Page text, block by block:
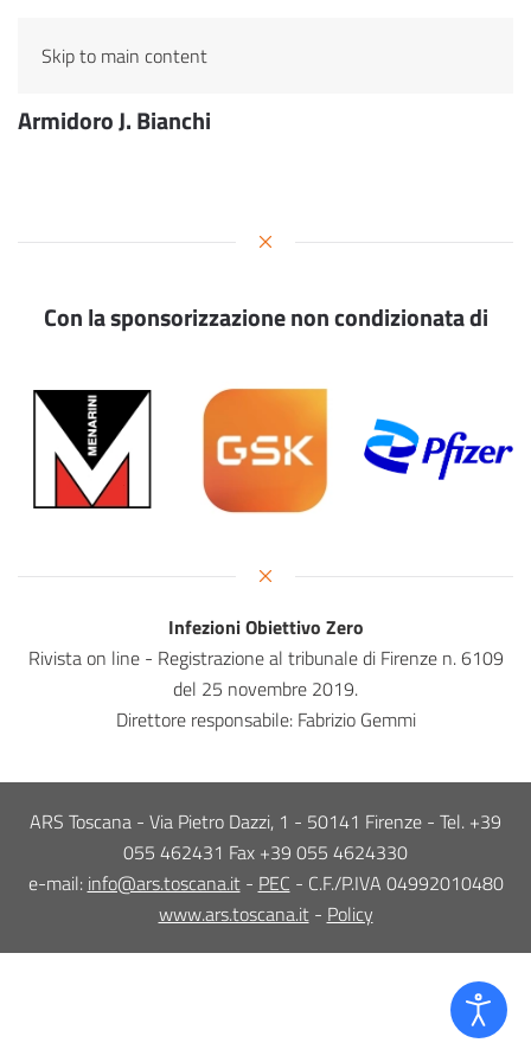
Skip to main content
Armidoro J. Bianchi
Con la sponsorizzazione non condizionata di
Infezioni Obiettivo Zero
Rivista on line - Registrazione al tribunale di Firenze n. 6109
del 25 novembre 2019.
Direttore responsabile: Fabrizio Gemmi
ARS Toscana - Via Pietro Dazzi, 1 - 50141 Firenze - Tel. +39
055 462431 Fax +39 055 4624330
e-mail: info@ars.toscana.it- PEC - C.F./P.IVA 04992010480
www.ars.toscana.it- Policy